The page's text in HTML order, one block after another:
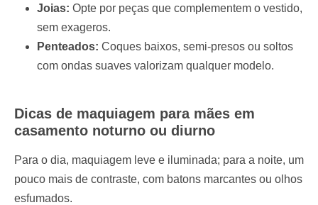
Joias: Opte por peças que complementem o vestido,
sem exageros.
Penteados: Coques baixos, semi-presos ou soltos
com ondas suaves valorizam qualquer modelo.
Dicas de maquiagem para mães em
casamento noturno ou diurno
Para o dia, maquiagem leve e iluminada; para a noite, um
pouco mais de contraste, com batons marcantes ou olhos
esfumados.